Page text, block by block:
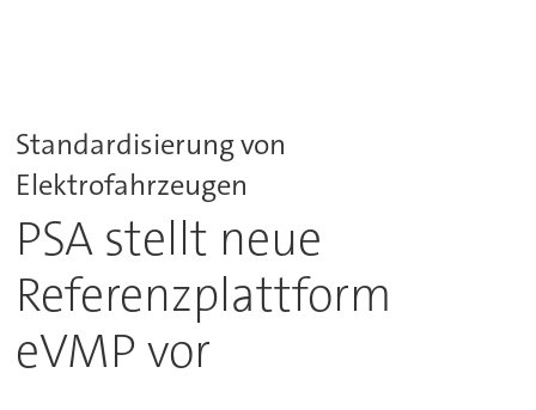
Standardisierung von
Elektrofahrzeugen
PSA stellt neue
Referenzplattform
eVMP vor